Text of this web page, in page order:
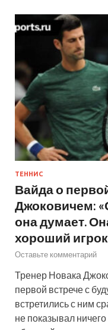
ТЕННИС
Вайда о
Джоковичем:
она думает.
хороший
Оставьте комментарий
Тренер Новака
первой встрече с
встретились с ним
не показывал